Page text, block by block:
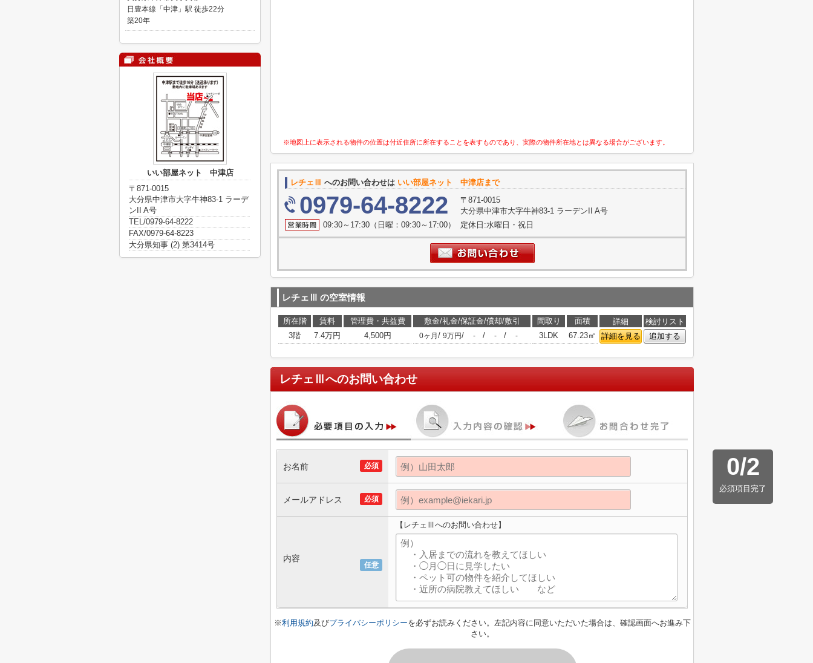
※地図上に表示される物件の位置は付近住所に所在することを表すものであり、実際の物件所在地とは異なる場合がございます。
レチェⅢ へのお問い合わせは いい部屋ネット 中津店まで
0979-64-8222
〒871-0015
大分県中津市大字牛神83-1 ラーデンII A号
09:30～17:30（日曜：09:30～17:00） 定休日:水曜日・祝日
レチェⅢ の空室情報
所在階 賃料 管理費・共益費 敷金/礼金/保証金/償却/敷引 間取り 面積 詳細
検討リスト
3階
7.4万円 4,500円 0ヶ月 / 9万円/ - / - / - 3LDK 67.23㎡ 詳細を見る 追加する
レチェⅢ へのお問い合わせ
0/2
必須項目完了
必須
お名前
必須
メールアドレス
任意
内容
【レチェⅢへのお問い合わせ】
※利用規約及びプライバシーポリシーを必ずお読みください。左記内容に同意いただいた場合は、確認画面へお進み下
さい。
日豊本線「中津」駅 徒歩22分
築20年
いい部屋ネット 中津店
〒871-0015
大分県中津市大字牛神83-1 ラーデ
ンII A号
TEL/0979-64-8222
FAX/0979-64-8223
大分県知事 (2) 第3414号